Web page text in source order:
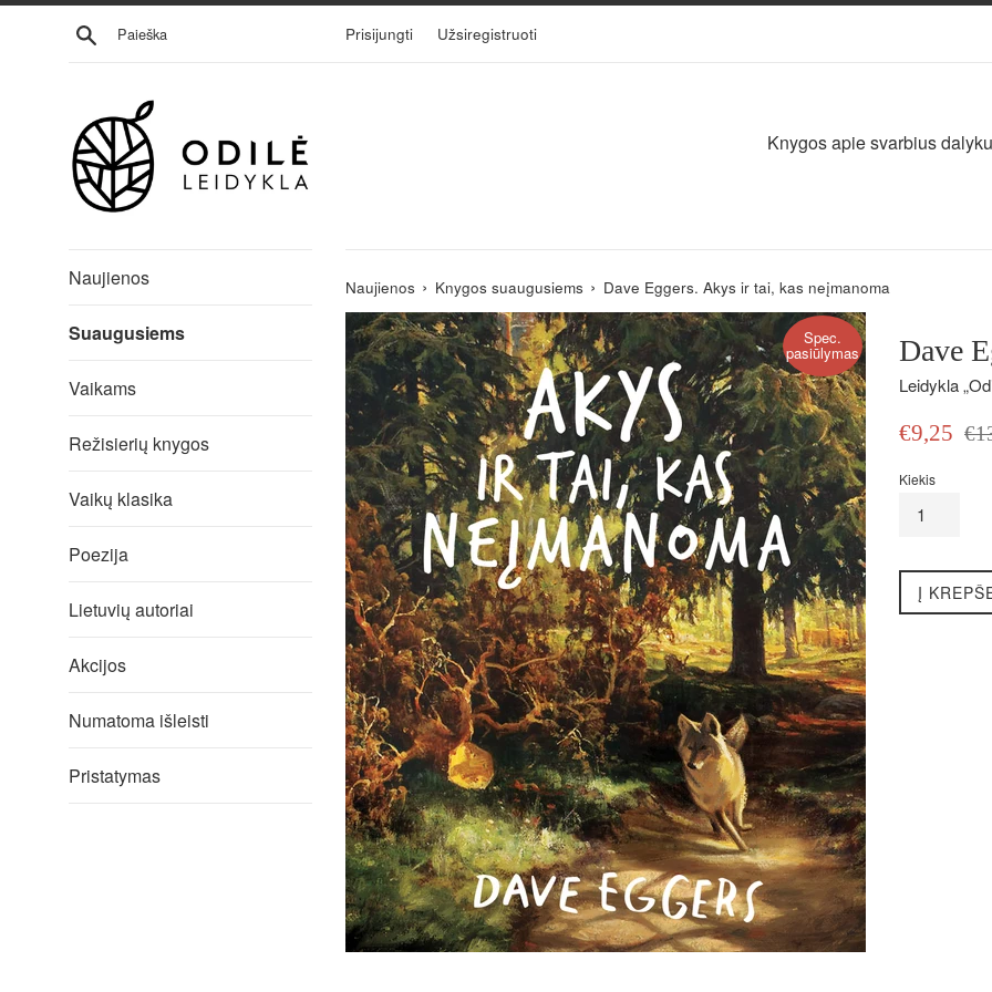
Eiti
Ieškoti Prisijungti Užsiregistruoti
Knygos apie svarbius
Naujienos
Suaugusiems
Vaikams
Režisierių knygos
Vaikų klasika
Poezija
Lietuvių autoriai
Akcijos
Numatoma išleisti
Pristatymas
Naujienos › Knygos suaugusiems › Dave Eggers. Akys ir tai, kas neįmanoma
Spec.
pasiūlymas Dave
Leidykla
Išpardavimo
€9,25
Kiekis
Į